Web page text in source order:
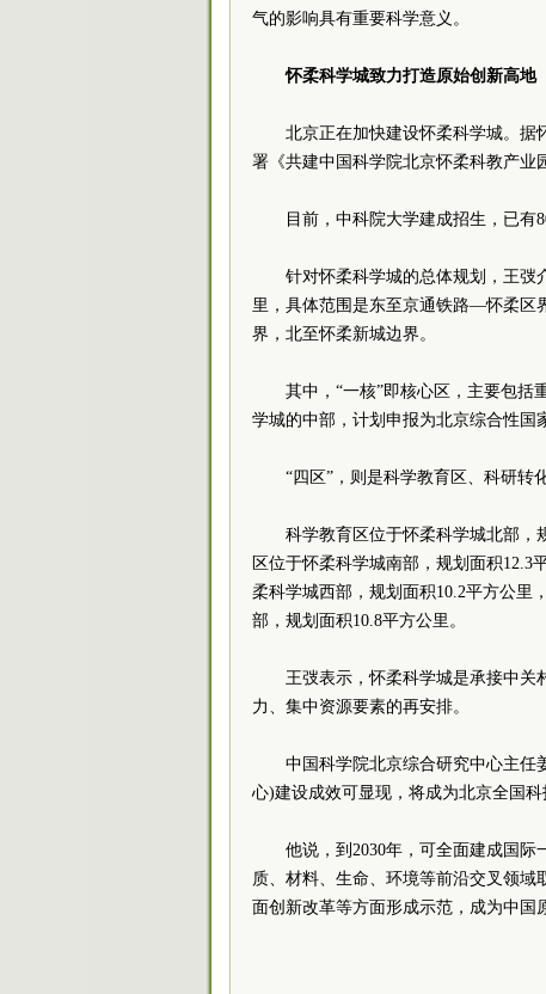
气的影响具有重要科学意义。
怀柔科学城致力打造原始创新高地
北京正在加快建设怀柔科学城。据
署《共建中国科学院北京怀柔科教产业
目前，中科院大学建成招生，已有
针对怀柔科学城的总体规划，王弢
里，具体范围是东至京通铁路—怀柔区
界，北至怀柔新城边界。
其中，“一核”即核心区，主要包括
学城的中部，计划申报为北京综合性国
“四区”，则是科学教育区、科研转
科学教育区位于怀柔科学城北部，
区位于怀柔科学城南部，规划面积
柔科学城西部，规划面积10.2平方公里
部，规划面积10.8平方公里。
王弢表示，怀柔科学城是承接中关
力、集中资源要素的再安排。
中国科学院北京综合研究中心主任
心)建设成效可显现，将成为北京全国科
他说，到2030年，可全面建成国
质、材料、生命、环境等前沿交叉领
面创新改革等方面形成示范，成为中